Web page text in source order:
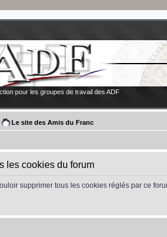
pour les groupes de travail des ADF
Le site des Amis du Franc
les cookies du forum
supprimer tous les cookies réglés par ce